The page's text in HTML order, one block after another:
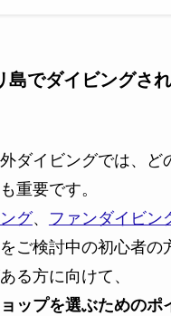
島でダイビングさ
ダイビングでは、ど
重要です。
グ、 ファンダイビン
をご検討中の初心者の
る方に向けて、
ップを選ぶためのポ